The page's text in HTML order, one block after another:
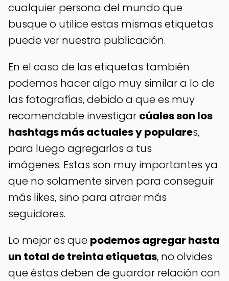
cualquier persona del mundo que
busque o utilice estas mismas etiquetas
puede ver nuestra publicación.
En el caso de las etiquetas también
podemos hacer algo muy similar a lo de
las fotografías, debido a que es muy
recomendable investigar cúales son los
hashtags más actuales y populares,
para luego agregarlos a tus
imágenes. Estas son muy importantes ya
que no solamente sirven para conseguir
más likes, sino para atraer más
seguidores.
Lo mejor es que podemos agregar hasta
un total de treinta etiquetas, no olvides
que éstas deben de guardar relación con